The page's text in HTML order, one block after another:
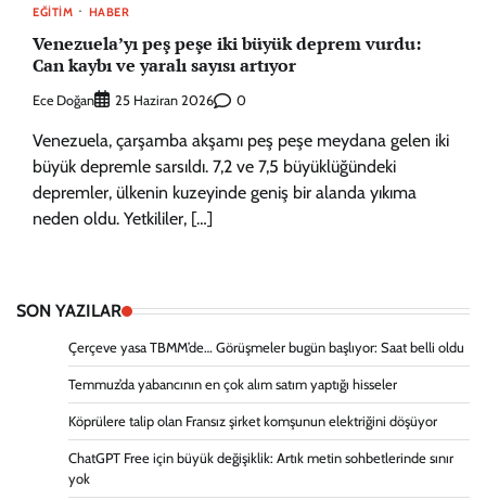
EĞITIM HABER
Venezuela’yı peş peşe iki büyük deprem vurdu:
Can kaybı ve yaralı sayısı artıyor
Ece Doğan 25 Haziran 2026 0
Venezuela, çarşamba akşamı peş peşe meydana gelen iki
büyük depremle sarsıldı. 7,2 ve 7,5 büyüklüğündeki
depremler, ülkenin kuzeyinde geniş bir alanda yıkıma
neden oldu. Yetkililer, […]
SON YAZILAR
Çerçeve yasa TBMM’de… Görüşmeler bugün başlıyor: Saat belli oldu
Temmuz’da yabancının en çok alım satım yaptığı hisseler
Köprülere talip olan Fransız şirket komşunun elektriğini döşüyor
ChatGPT Free için büyük değişiklik: Artık metin sohbetlerinde sınır
yok